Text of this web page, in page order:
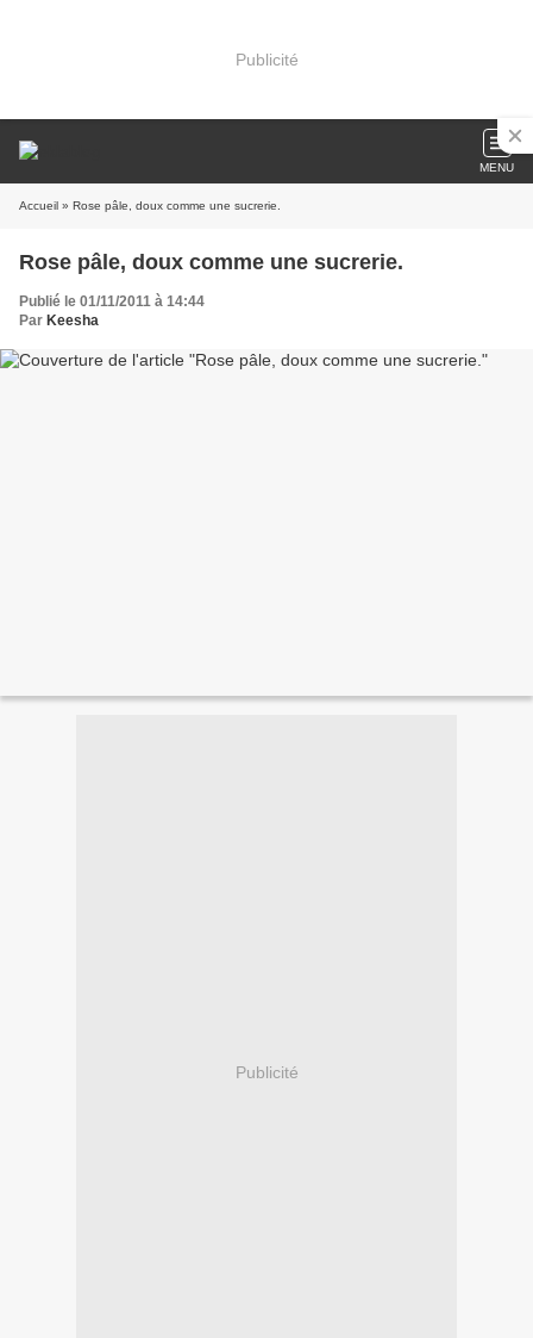
Publicité
MENU
Accueil » Rose pâle, doux comme une sucrerie.
Rose pâle, doux comme une sucrerie.
Publié le 01/11/2011 à 14:44
Par Keesha
Publicité